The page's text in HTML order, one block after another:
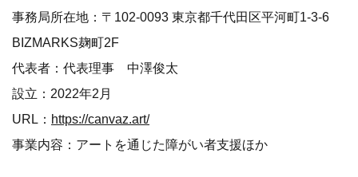
事務局所在地：〒102-0093 東京都千代田区平河町1-3-6
BIZMARKS麹町2F
代表者：代表理事 中澤俊太
設立：2022年2月
URL： https://canvaz.art/
事業内容：アートを通じた障がい者支援ほか